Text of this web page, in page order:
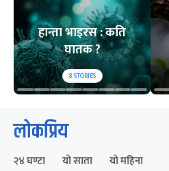
हान्ता भाइरस : कति
घातक ?
8STORIES
लोकप्रिय
२४ घण्टा यो साता यो महिना